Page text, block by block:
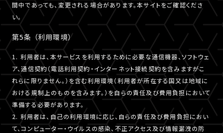
間中であっても、変更される場合があります。本サイトをご確認くださ
い。
第5条 （利用環境）
1. 利用者は、本サービスを利用するために必要な通信機器、ソフトウェ
ア、通信契約（電話利用契約・インターネット接続契約を含みますがこ
れらに限りません。）を含む利用環境（利用者が所在する国又は地域に
おける規制上のものを含みます。）を自らの責任及び費用負担において
準備する必要があります。
2. 利用者は、自己の利用環境に応じ、自らの責任及び費用負担におい
て、コンピューター・ウイルスの感染、不正アクセス及び情報漏洩の防